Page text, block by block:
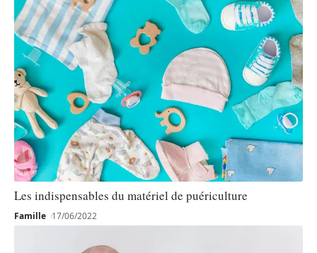
Les indispensables du matériel de puériculture
Famille 17/06/2022